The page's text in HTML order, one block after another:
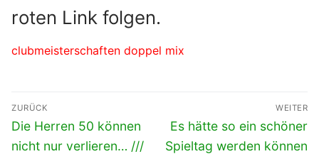
roten Link folgen.
clubmeisterschaften doppel mix
Beitragsnavigation
ZURÜCK
Vorheriger
Beitrag:
Die Herren 50 können
nicht nur verlieren… ///
WEITER
Nächster
Beitrag:
Es hätte so ein schöner
Spieltag werden können